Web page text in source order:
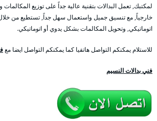
لمكتبك, تعمل البدالات بتقنية عالية جداً على توزيع المكالمات
خارجياً, مع تنسيق جميل واستعمال سهل جداً, تستطيع من
اتوماتيكي, وتحويل المكالمات بشكل يدوي أو اتوماتيكي.
للاستلام يمكنكم التواصل هاتفيا كما يمكنكم التواصل ايضا مع
فني بدالات النسيم